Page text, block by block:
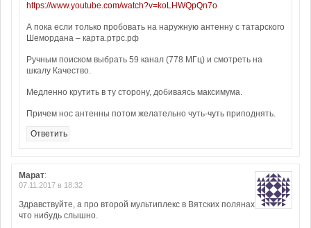
https://www.youtube.com/watch?v=koLHWQpQn7o
А пока если только пробовать на наружную антенну с татарского
Шемордана – карта.ртрс.рф
Ручным поиском выбрать 59 канал (778 МГц) и смотреть на
шкалу Качество.
Медленно крутить в ту сторону, добиваясь максимума.
Причем нос антенны потом желательно чуть-чуть приподнять.
Ответить
Марат:
07.11.2017 в 18:32
Здравствуйте, а про второй мультиплекс в Вятских полянах
что нибудь слышно.